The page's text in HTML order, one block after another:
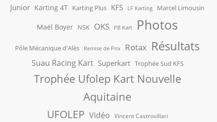
Junior Karting 4T Karting Plus KFS LF Karting Marcel Limousin
Maël Boyer NSK OKS PB Kart Photos
Pôle Mécanique d'Alès Remise de Prix Rotax Résultats
Suau Racing Kart Superkart Trophée Sud KFS
Trophée Ufolep Kart Nouvelle
Aquitaine
UFOLEP Vidéo Vincent Castrovillari